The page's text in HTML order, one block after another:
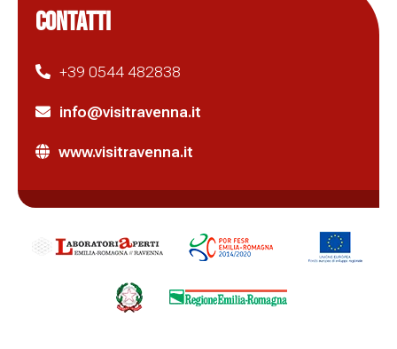
CONTATTI
+39 0544 482838
info@visitravenna.it
www.visitravenna.it